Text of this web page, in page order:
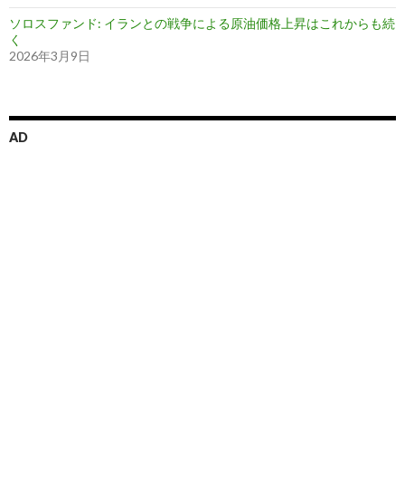
ソロスファンド: イランとの戦争による原油価格上昇はこれからも続
く
2026年3月9日
AD